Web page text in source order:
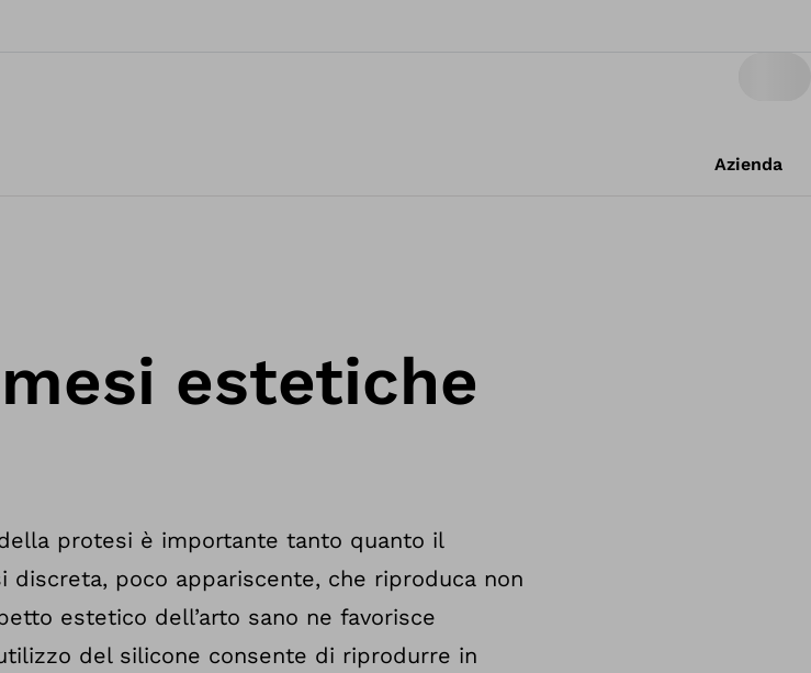
Azienda
estetiche
protesi è importante tanto quanto il
poco appariscente, che riproduca non
estetico dell’arto sano ne favorisce
del silicone consente di riprodurre in